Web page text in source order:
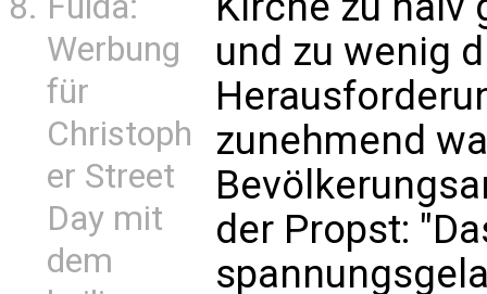
Werbung
für
Christoph
er Street
Day mit
dem
und zu wenig
zunehmend
der Propst: